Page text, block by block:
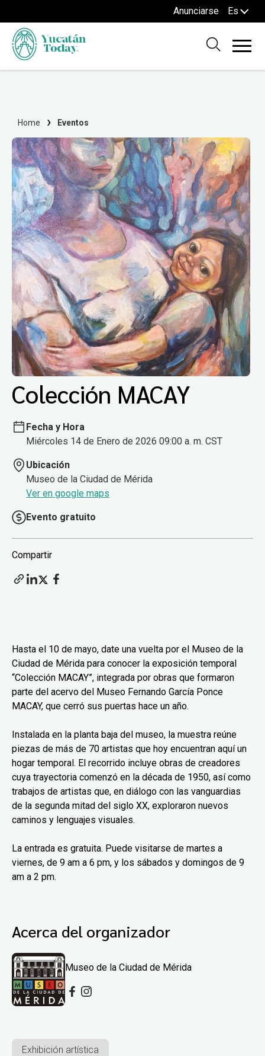
Anunciarse Es
Home Eventos
Colección MACAY
Fecha y Hora
Miércoles 14 de Enero de 2026 09:00 a. m. CST
Ubicación
Museo de la Ciudad de Mérida
Ver en google maps
Evento gratuito
Compartir
Hasta el 10 de mayo, date una vuelta por el Museo de la
Ciudad de Mérida para conocer la exposición temporal
“Colección MACAY”, integrada por obras que formaron
parte del acervo del Museo Fernando García Ponce
MACAY, que cerró sus puertas hace un año.
Instalada en la planta baja del museo, la muestra reúne
piezas de más de 70 artistas que hoy encuentran aquí un
hogar temporal. El recorrido incluye obras de creadores
cuya trayectoria comenzó en la década de 1950, así como
trabajos de artistas que, en diálogo con las vanguardias
de la segunda mitad del siglo XX, exploraron nuevos
caminos y lenguajes visuales.
La entrada es gratuita. Puede visitarse de martes a
viernes, de 9 am a 6 pm, y los sábados y domingos de 9
am a 2 pm.
Acerca del organizador
Museo de la Ciudad de Mérida
Exhibición artística